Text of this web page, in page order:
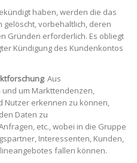
haben, werden die das
vorbehaltlich, deren
Gründen erforderlich. Es obliegt
Kündigung des Kundenkontos
: Aus
um Markttendenzen,
Nutzer erkennen zu können,
Daten zu
etc., wobei in die Gruppe
Interessenten, Kunden,
fallen können.